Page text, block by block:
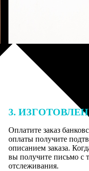
3.
Оплатите заказ
оплаты получите
описанием заказа.
вы получите письмо с
отслеживания.